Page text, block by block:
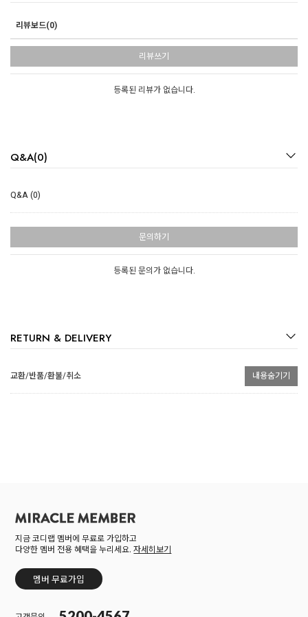
리뷰보드(0)
리뷰쓰기
등록된 리뷰가 없습니다.
Q&A(0)
Q&A (0)
문의하기
등록된 문의가 없습니다.
RETURN & DELIVERY
교환/반품/환불/취소 내용숨기기
지금 코디랩 멤버에 무료로 가입하고
다양한 멤버 전용 혜택을 누리세요.자세히보기
멤버 무료가입